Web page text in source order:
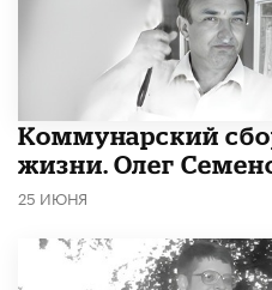
​Коммунарский
жизни. Олег
25 ИЮНЯ